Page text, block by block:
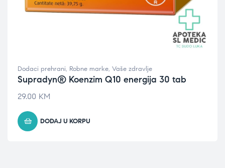
Dodaci prehrani, Robne marke, Vaše zdravlje
Supradyn® Koenzim Q10 energija 30 tab
29.00 KM
DODAJ U KORPU